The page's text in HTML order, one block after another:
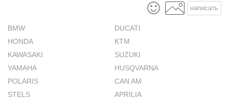
написать
BMW
DUCATI
HONDA
KTM
KAWASAKI
SUZUKI
YAMAHA
HUSQVARNA
POLARIS
CAN AM
STELS
APRILIA